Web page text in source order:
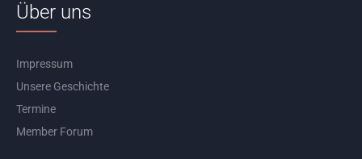
Über uns
Impressum
Unsere Geschichte
Termine
Member Forum